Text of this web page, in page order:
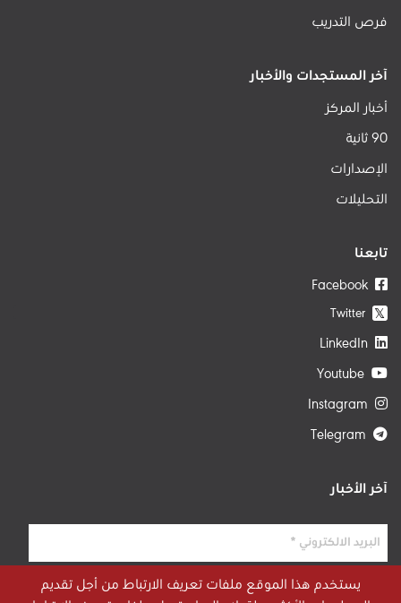
فرص التدريب
آخر المستجدات والأخبار
أخبار المركز
90 ثانية
الإصدارات
التحليلات
تابعنا
𝕏
Twitter
آخر الأخبار
يستخدم هذا الموقع ملفات تعريف الارتباط من أجل تقديم